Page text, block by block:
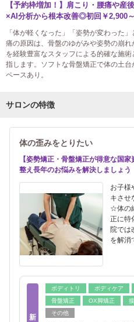
【予約枠増加！】肩こり・腰痛や
×AI分析から根本改善◎初回￥2,900～
「体が軽くなった」「姿勢が変わった
痛の原因は、骨盤のゆがみや姿勢の崩
を経験豊富なスタッフによる的確な施
指します。ソフトな骨盤矯正で体の土
ペースあり。
サロンの特徴
体の歪みをとりたい
【姿勢矯正・骨盤矯正が得意な国
整え長年のお悩みを解決しましょう
お子様
キさせ
☆体の
正に特
院では
を解消
新
ボディトリ ボディケア
骨盤矯正
OX脚矯正
その他